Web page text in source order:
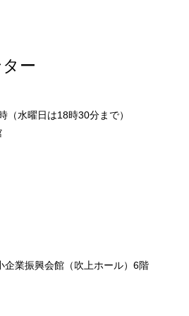
ー
水曜日は18時30分まで）
業振興会館（吹上ホール）6階